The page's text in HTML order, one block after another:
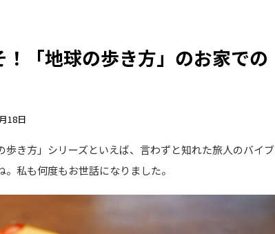
「地球の歩き方」のお家での
18日
歩き方」シリーズといえば、言わずと知れた旅人のバイブ
私も何度もお世話になりました。